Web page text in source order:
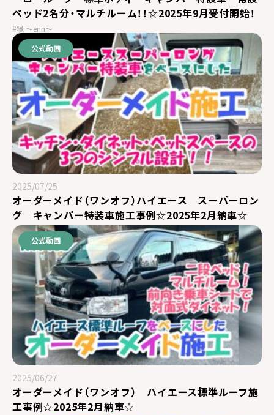
ベッド2名分・マルチルーム！！☆2025年9月受付開始！
#縁 ～enn～
公式動画
2025/07/25
オーダーメイド（ワンオフ）ハイエース スーパーロン
グ キャンパー特装車施工事例☆2025年2月納車☆
公式動画
2025/06/27
オーダーメイド（ワンオフ） ハイエース標準ルーフ施
工事例☆2025年2月納車☆